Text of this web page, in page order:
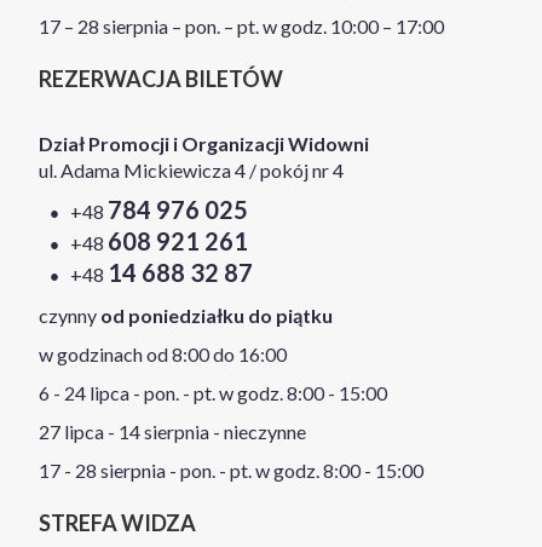
17 – 28 sierpnia – pon. – pt. w godz. 10:00 – 17:00
REZERWACJA BILETÓW
Dział Promocji i Organizacji Widowni
ul. Adama Mickiewicza 4 / pokój nr 4
+48 784 976 025
+48 608 921 261
+48 14 688 32 87
czynny od poniedziałku do piątku
w godzinach od 8:00 do 16:00
6 - 24 lipca - pon. - pt. w godz. 8:00 - 15:00
27 lipca - 14 sierpnia - nieczynne
17 - 28 sierpnia - pon. - pt. w godz. 8:00 - 15:00
STREFA WIDZA